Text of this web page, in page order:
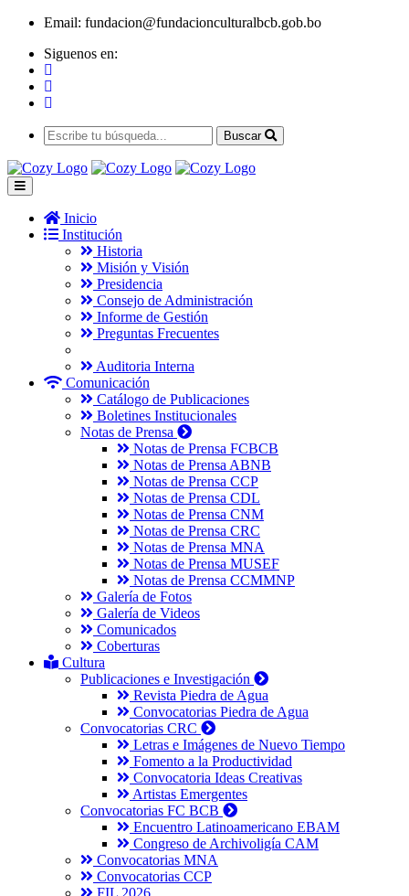
Email: fundacion@fundacionculturalbcb.gob.bo
Siguenos en:
Buscar
Inicio
Institución
Historia
Misión y Visión
Presidencia
Consejo de Administración
Informe de Gestión
Preguntas Frecuentes
Auditoria Interna
Comunicación
Catálogo de Publicaciones
Boletines Institucionales
Notas de Prensa
Notas de Prensa FCBCB
Notas de Prensa ABNB
Notas de Prensa CCP
Notas de Prensa CDL
Notas de Prensa CNM
Notas de Prensa CRC
Notas de Prensa MNA
Notas de Prensa MUSEF
Notas de Prensa CCMMNP
Galería de Fotos
Galería de Videos
Comunicados
Coberturas
Cultura
Publicaciones e Investigación
Revista Piedra de Agua
Convocatorias Piedra de Agua
Convocatorias CRC
Letras e Imágenes de Nuevo Tiempo
Fomento a la Productividad
Convocatoria Ideas Creativas
Artistas Emergentes
Convocatorias FC BCB
Encuentro Latinoamericano EBAM
Congreso de Archivoligía CAM
Convocatorias MNA
Convocatorias CCP
FIL 2026